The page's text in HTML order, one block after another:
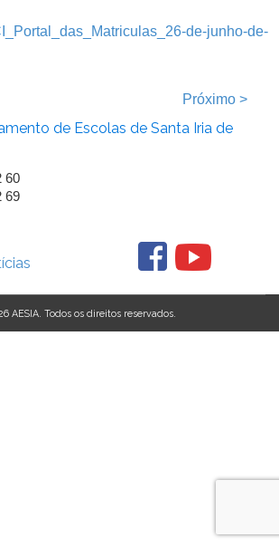
de-junho-de-
Próximo >
de Escolas de Santa Iria de
60
69
AESIA. Todos os direitos reservados.